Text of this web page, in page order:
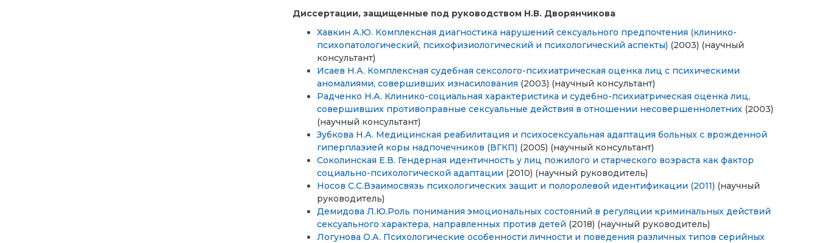
Диссертации, защищенные под руководством Н.В. Дворянчикова
Хавкин А.Ю. Комплексная диагностика нарушений сексуального предпочтения (клинико-
психопатологический, психофизиологический и психологический аспекты) (2003) (научный
консультант)
Исаев Н.А. Комплексная судебная сексолого-психиатрическая оценка лиц с психическими
аномалиями, совершивших изнасилования (2003) (научный консультант)
Радченко Н.А. Клинико-социальная характеристика и судебно-психиатрическая оценка лиц,
совершивших противоправные сексуальные действия в отношении несовершеннолетних (2003)
(научный консультант)
Зубкова Н.А. Медицинская реабилитация и психосексуальная адаптация больных с врожденной
гиперплазией коры надпочечников (ВГКП) (2005) (научный консультант)
Соколинская Е.В. Гендерная идентичность у лиц пожилого и старческого возраста как фактор
социально-психологической адаптации (2010) (научный руководитель)
Носов С.С.Взаимосвязь психологических защит и полоролевой идентификации (2011) (научный
руководитель)
Демидова Л.Ю.Роль понимания эмоциональных состояний в регуляции криминальных действий
сексуального характера, направленных против детей (2018) (научный руководитель)
Логунова О.А. Психологические особенности личности и поведения различных типов серийных